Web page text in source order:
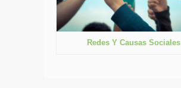
Redes Y Causas Sociales